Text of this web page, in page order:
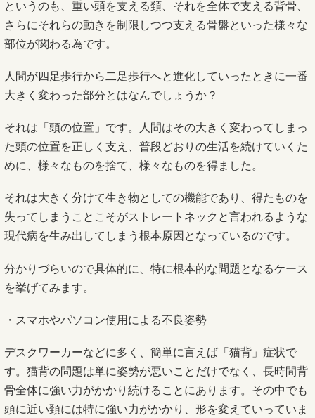
というのも、重い頭を支える頚、それを全体で支える背骨、
さらにそれらの動きを制限しつつ支える骨盤といった様々な
部位が関わる為です。
人間が四足歩行から二足歩行へと進化していったときに一番
大きく変わった部分とはなんでしょうか？
それは「頭の位置」です。人間はその大きく変わってしまっ
た頭の位置を正しく支え、普段どおりの生活を続けていくた
めに、様々なものを捨て、様々なものを得ました。
それは大きく分けて生き物としての機能であり、得たものを
失ってしまうことこそがストレートネックと言われるような
現代病を生み出してしまう根本原因となっているのです。
分かりづらいので具体的に、特に根本的な問題となるケース
を挙げてみます。
・スマホやパソコン使用による不良姿勢
デスクワーカーなどに多く、簡単に言えば「猫背」症状で
す。猫背の問題は単に姿勢が悪いことだけでなく、長時間背
骨全体に強い力がかかり続けることにあります。その中でも
頭に近い頚には特に強い力がかかり、形を変えていっていま